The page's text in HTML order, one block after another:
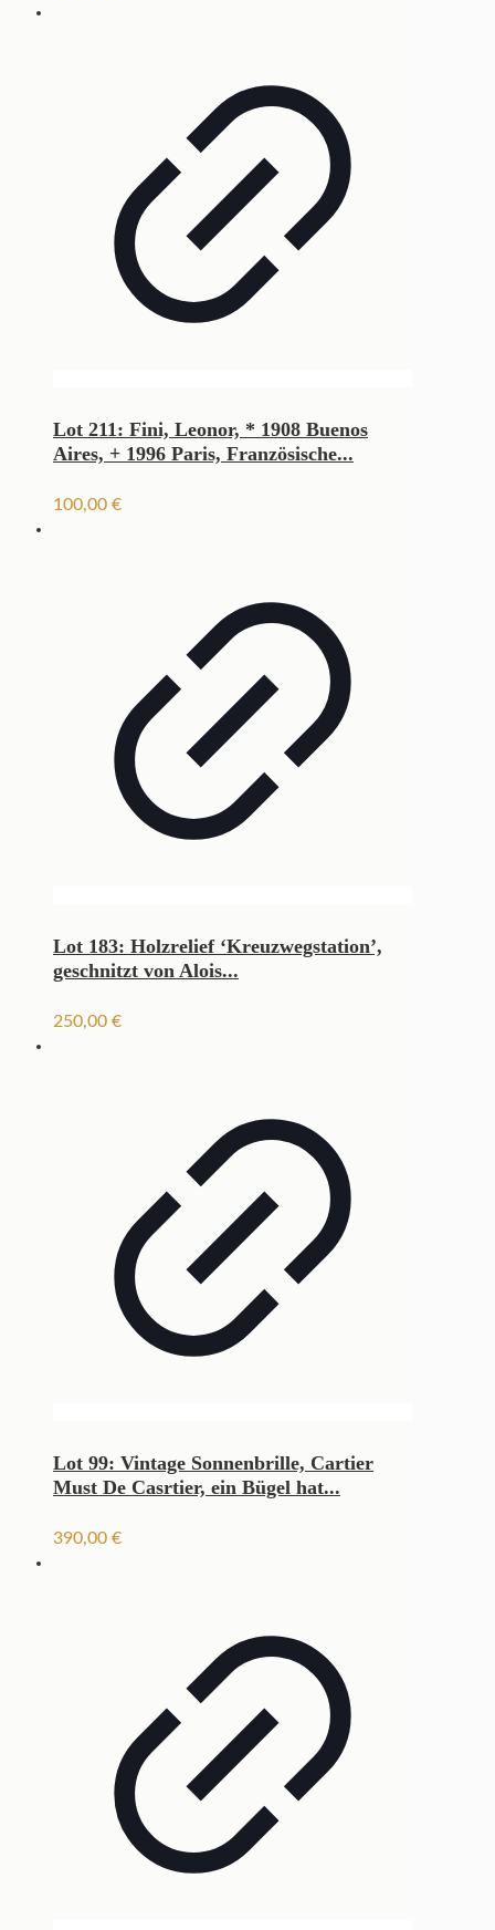
Lot 211: Fini, Leonor, * 1908 Buenos
Aires, + 1996 Paris, Französische...
100,00 €
Lot 183: Holzrelief ‘Kreuzwegstation’,
geschnitzt von Alois...
250,00 €
Lot 99: Vintage Sonnenbrille, Cartier
Must De Casrtier, ein Bügel hat...
390,00 €